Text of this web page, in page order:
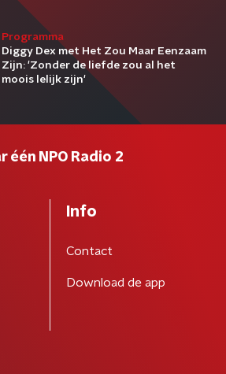
Programma
Diggy Dex met Het Zou Maar Eenzaam
Zijn: 'Zonder de liefde zou al het
moois lelijk zijn'
één NPO Radio 2
Info
Contact
Download de app